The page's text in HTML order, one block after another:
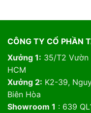
CÔNG TY CỔ PHẦN
Xưởng 1: 35/T2 Vườn
HCM
Xưởng 2: K2-39,
Biên Hòa
Showroom 1 : 639